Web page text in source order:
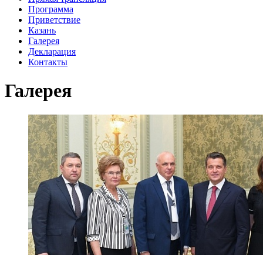
Программа
Приветствие
Казань
Галерея
Декларация
Контакты
Галерея